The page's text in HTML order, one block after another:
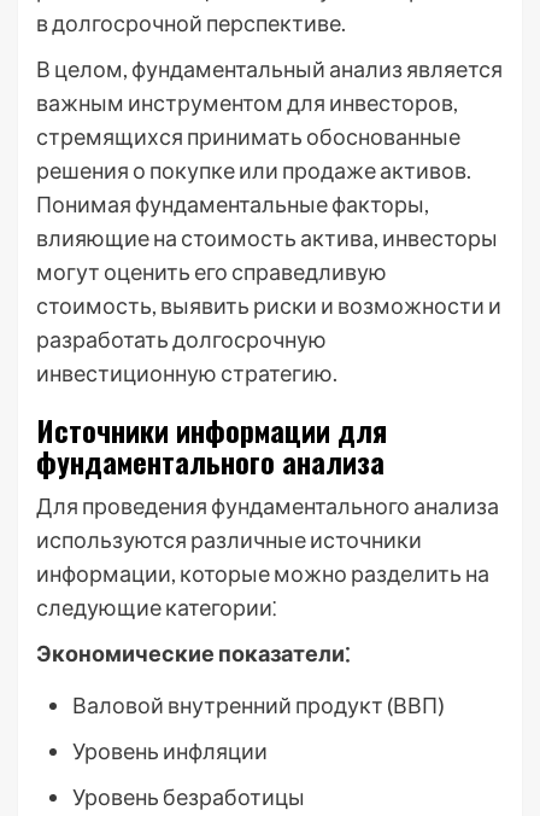
в долгосрочной перспективе.
В целом, фундаментальный анализ является
важным инструментом для инвесторов,
стремящихся принимать обоснованные
решения о покупке или продаже активов.
Понимая фундаментальные факторы,
влияющие на стоимость актива, инвесторы
могут оценить его справедливую
стоимость, выявить риски и возможности и
разработать долгосрочную
инвестиционную стратегию.
Источники информации для
фундаментального анализа
Для проведения фундаментального анализа
используются различные источники
информации, которые можно разделить на
следующие категории⁚
Экономические показатели⁚
Валовой внутренний продукт (ВВП)
Уровень инфляции
Уровень безработицы